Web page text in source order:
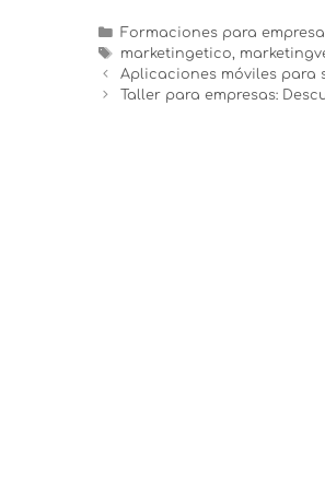
Formaciones para
marketingetico,
Aplicaciones móviles para
Taller para empresas: